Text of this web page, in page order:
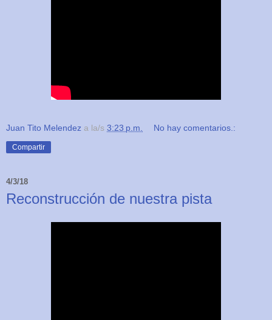
Juan Tito Melendez a la/s 3:23 p.m. No hay comentarios.:
Compartir
4/3/18
Reconstrucción de nuestra pista